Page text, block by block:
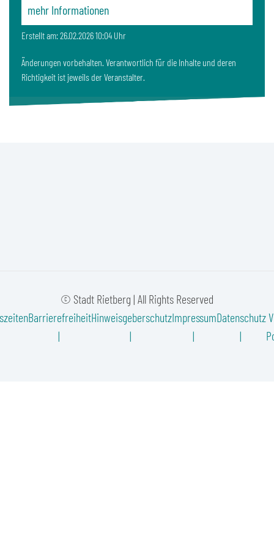
mehr Informationen
Erstellt am: 26.02.2026 10:04 Uhr
Änderungen vorbehalten. Verantwortlich für die Inhalte und deren
Richtigkeit ist jeweils der Veranstalter.
© Stadt Rietberg | All Rights Reserved
BarrierefreiheitHinweisgeberschutzImpressumDatenschutz